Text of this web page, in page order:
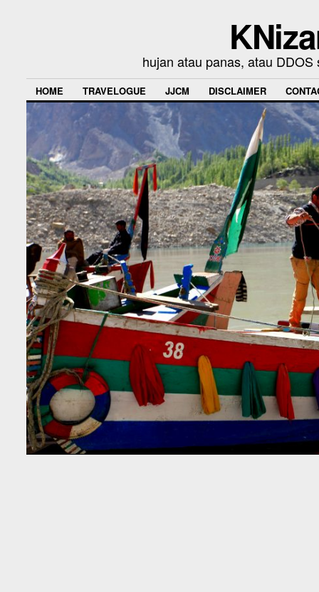
hujan atau panas, atau
HOME TRAVELOGUE JJCM DISCLAIMER